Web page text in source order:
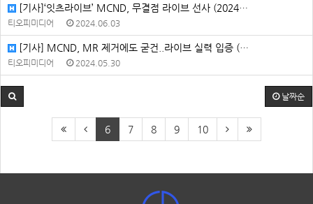
[기사]‘잇츠라이브’ MCND, 무결점 라이브 선사 (2024…
티오피미디어 2024.06.03
[기사] MCND, MR 제거에도 굳건..라이브 실력 입증 (…
티오피미디어 2024.05.30
날짜순
6 7 8 9 10